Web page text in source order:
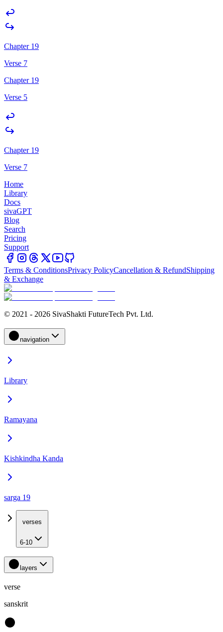
Chapter 19
Verse 7
Chapter 19
Verse 5
Chapter 19
Verse 7
Home
Library
Docs
sivaGPT
Blog
Search
Pricing
Support
Terms & ConditionsPrivacy PolicyCancellation & RefundShipping
& Exchange
© 2021 - 2026 SivaShakti FutureTech Pvt. Ltd.
navigation
Library
Ramayana
Kishkindha Kanda
sarga 19
verses
6-10
layers
verse
sanskrit